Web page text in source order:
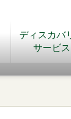
ディスカバ
サービス